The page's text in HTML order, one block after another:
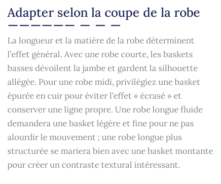
Adapter selon la coupe de la robe
La longueur et la matière de la robe déterminent
l’effet général. Avec une robe courte, les baskets
basses dévoilent la jambe et gardent la silhouette
allégée. Pour une robe midi, privilégiez une basket
épurée en cuir pour éviter l’effet « écrasé » et
conserver une ligne propre. Une robe longue fluide
demandera une basket légère et fine pour ne pas
alourdir le mouvement ; une robe longue plus
structurée se mariera bien avec une basket montante
pour créer un contraste textural intéressant.